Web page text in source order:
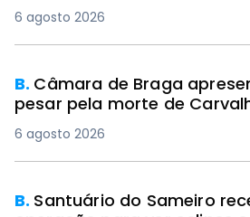
6 agosto 2026
B. Câmara de Braga
pesar pela morte de
6 agosto 2026
B. Santuário do Sameiro